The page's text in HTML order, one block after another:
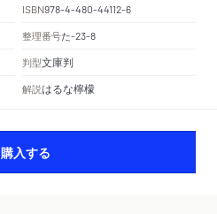
ISBN978-4-480-44112-6
整理番号た-23-8
判型文庫判
解説はるな檸檬
購入する